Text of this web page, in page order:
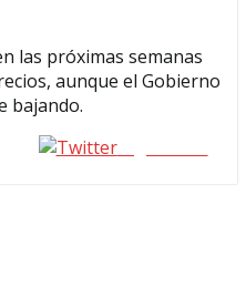
las próximas semanas
aunque el Gobierno
bajando.
seguinos X